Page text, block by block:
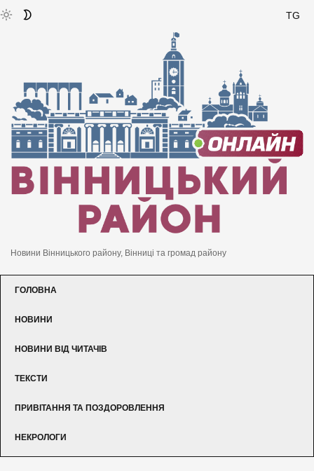
TG
Новини Вінницького району, Вінниці та громад району
ГОЛОВНА
НОВИНИ
НОВИНИ ВІД ЧИТАЧІВ
ТЕКСТИ
ПРИВІТАННЯ ТА ПОЗДОРОВЛЕННЯ
НЕКРОЛОГИ